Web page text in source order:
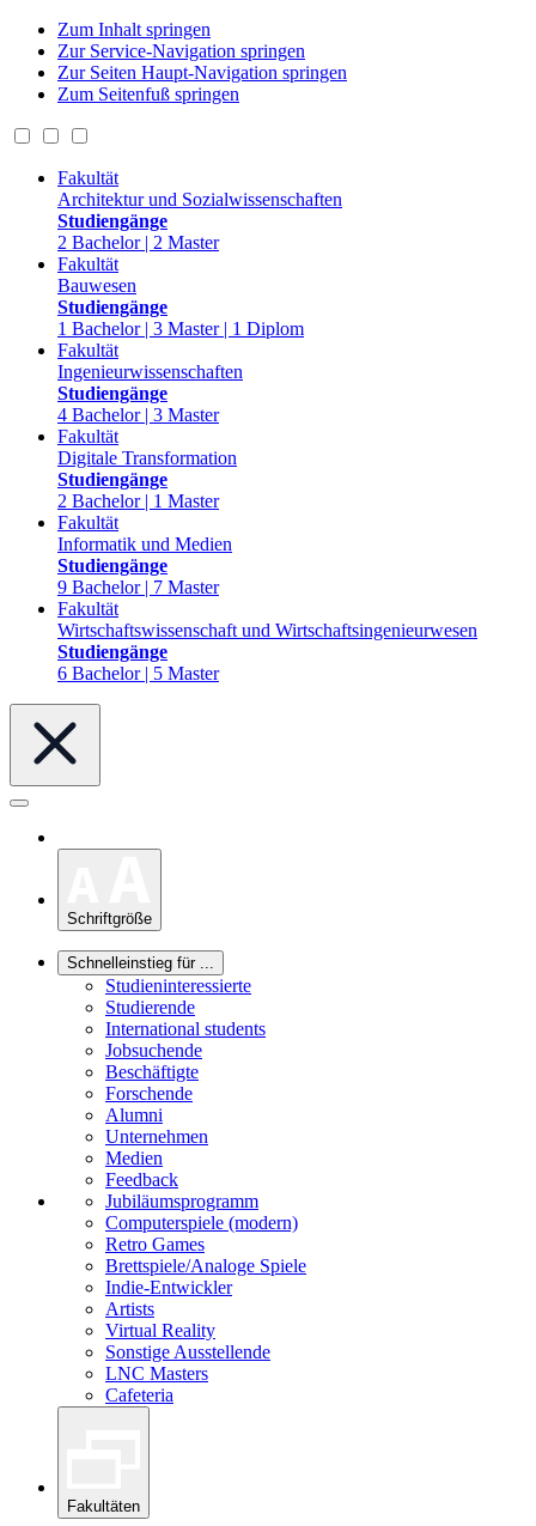
Zum Inhalt springen
Zur Service-Navigation springen
Zur Seiten Haupt-Navigation springen
Zum Seitenfuß springen
Fakultät
Architektur und Sozialwissenschaften
Studiengänge
2 Bachelor | 2 Master
Fakultät
Bauwesen
Studiengänge
1 Bachelor | 3 Master | 1 Diplom
Fakultät
Ingenieurwissenschaften
Studiengänge
4 Bachelor | 3 Master
Fakultät
Digitale Transformation
Studiengänge
2 Bachelor | 1 Master
Fakultät
Informatik und Medien
Studiengänge
9 Bachelor | 7 Master
Fakultät
Wirtschaftswissenschaft und Wirtschaftsingenieurwesen
Studiengänge
6 Bachelor | 5 Master
Schriftgröße
Schnelleinstieg für ...
Studieninteressierte
Studierende
International students
Jobsuchende
Beschäftigte
Forschende
Alumni
Unternehmen
Medien
Feedback
Jubiläumsprogramm
Computerspiele (modern)
Retro Games
Brettspiele/Analoge Spiele
Indie-Entwickler
Artists
Virtual Reality
Sonstige Ausstellende
LNC Masters
Cafeteria
Fakultäten